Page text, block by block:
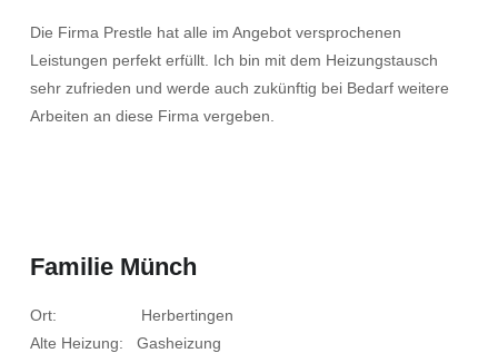
Die Firma Prestle hat alle im Angebot versprochenen
Leistungen perfekt erfüllt. Ich bin mit dem Heizungstausch
sehr zufrieden und werde auch zukünftig bei Bedarf weitere
Arbeiten an diese Firma vergeben.
Familie Münch
Ort: Herbertingen
Alte Heizung: Gasheizung